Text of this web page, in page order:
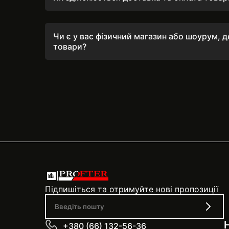
Чи є у вас фізичний магазин або шоурум,
товари?
Підпишіться та отримуйте нові пропозиції
+380 (66) 132-56-36